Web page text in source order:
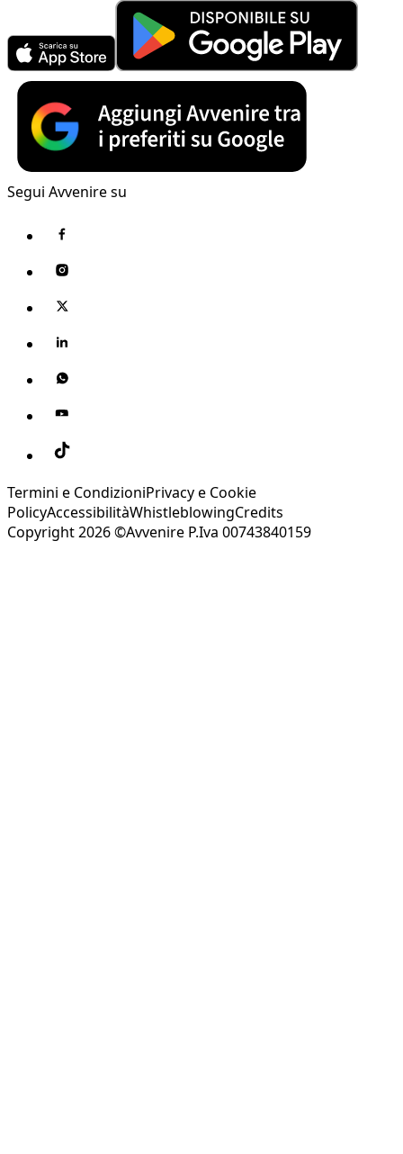
Segui Avvenire su
Termini e CondizioniPrivacy e Cookie
PolicyAccessibilitàWhistleblowingCredits
Copyright 2026 ©Avvenire P.Iva 00743840159